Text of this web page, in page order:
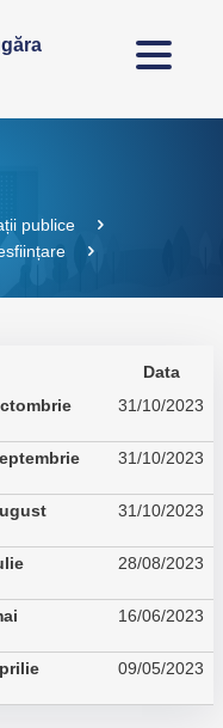
publice
Data
31/10/2023
31/10/2023
31/10/2023
28/08/2023
16/06/2023
09/05/2023